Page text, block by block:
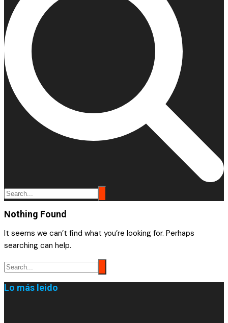
Nothing Found
It seems we can’t find what you’re looking for. Perhaps
searching can help.
Lo más leido